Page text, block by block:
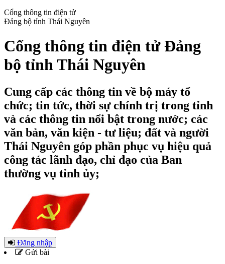
Cổng thông tin điện tử
Đảng bộ tỉnh Thái Nguyên
Cổng thông tin điện tử Đảng
bộ tỉnh Thái Nguyên
Cung cấp các thông tin về bộ máy tổ
chức; tin tức, thời sự chính trị trong tỉnh
và các thông tin nổi bật trong nước; các
văn bản, văn kiện - tư liệu; đất và người
Thái Nguyên góp phần phục vụ hiệu quả
công tác lãnh đạo, chỉ đạo của Ban
thường vụ tỉnh ủy;
Đăng nhập
Gửi bài